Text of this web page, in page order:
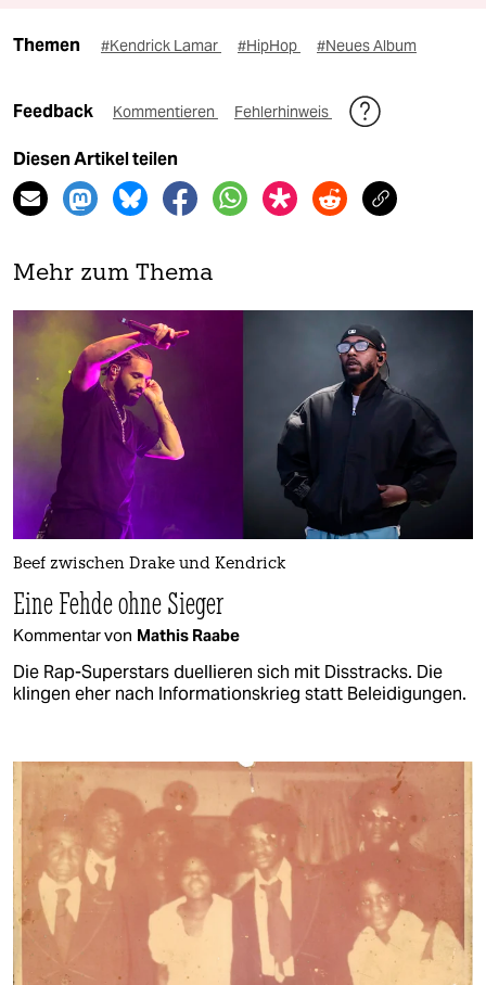
Themen #Kendrick Lamar #HipHop #Neues Album
Feedback Kommentieren Fehlerhinweis
Diesen Artikel teilen
Mehr zum Thema
Beef zwischen Drake und Kendrick
Eine Fehde ohne Sieger
Kommentar von Mathis Raabe
Die Rap-Superstars duellieren sich mit Disstracks. Die
klingen eher nach Informationskrieg statt Beleidigungen.